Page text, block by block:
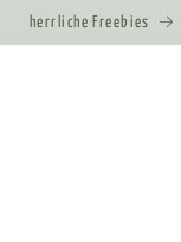
herrliche Freebies